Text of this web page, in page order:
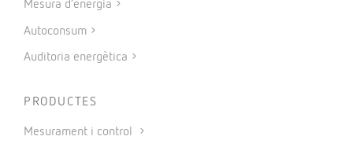
Mesura d’energia
Autoconsum
Auditoria energètica
PRODUCTES
Mesurament i control